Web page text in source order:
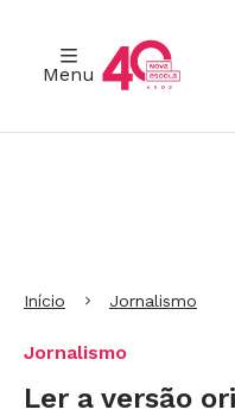
Menu
Início Jornalismo
Jornalismo
Ler a versão